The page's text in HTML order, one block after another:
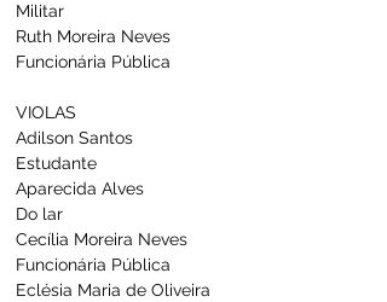
Militar
Ruth Moreira Neves
Funcionária Pública
VIOLAS
Adilson Santos
Estudante
Aparecida Alves
Do lar
Cecília Moreira Neves
Funcionária Pública
Eclésia Maria de Oliveira